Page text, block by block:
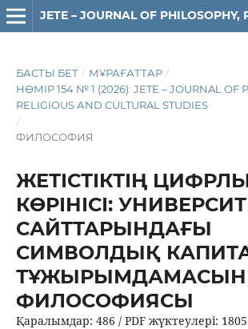
БАСТЫ БЕТ / МҰРАҒАТТАР /
НӨМІР 154 № 1 (2026): JETE – JОURNAL OF
RELIGIOUS АND CULTURAL STUDIES
/
ФИЛОСОФИЯ
ЖЕТІСТІКТІҢ
КӨРІНІСІ:
САЙТТАРЫНДАҒЫ
СИМВОЛДЫҚ
ФИЛОСОФИЯСЫ
Қаралымдар: 486 / PDF жүктеулері: 1805